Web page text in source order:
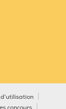
d'utilisation